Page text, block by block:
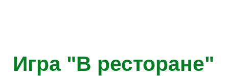
Игра "В ресторане"